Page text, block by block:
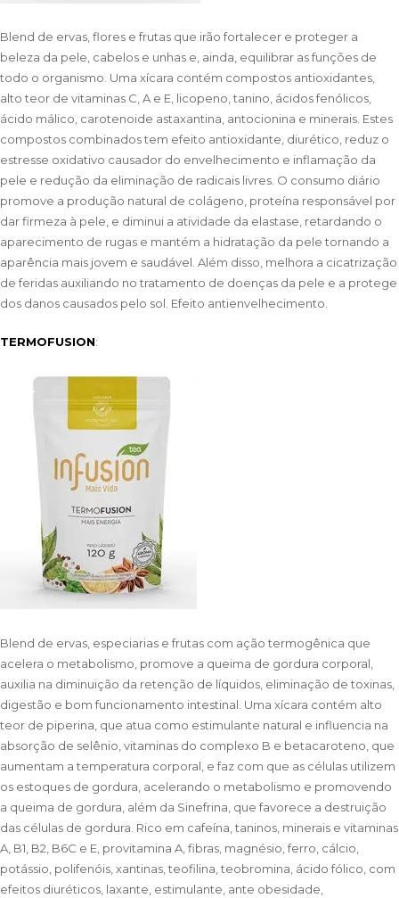
Blend de ervas, flores e frutas que irão fortalecer e proteger a
beleza da pele, cabelos e unhas e, ainda, equilibrar as funções de
todo o organismo. Uma xícara contém compostos antioxidantes,
alto teor de vitaminas C, A e E, licopeno, tanino, ácidos fenólicos,
ácido málico, carotenoide astaxantina, antocionina e minerais. Estes
compostos combinados tem efeito antioxidante, diurético, reduz o
estresse oxidativo causador do envelhecimento e inflamação da
pele e redução da eliminação de radicais livres. O consumo diário
promove a produção natural de colágeno, proteína responsável por
dar firmeza à pele, e diminui a atividade da elastase, retardando o
aparecimento de rugas e mantém a hidratação da pele tornando a
aparência mais jovem e saudável. Além disso, melhora a cicatrização
de feridas auxiliando no tratamento de doenças da pele e a protege
dos danos causados pelo sol. Efeito antienvelhecimento.
TERMOFUSION:
Blend de ervas, especiarias e frutas com ação termogênica que
acelera o metabolismo, promove a queima de gordura corporal,
auxilia na diminuição da retenção de líquidos, eliminação de toxinas,
digestão e bom funcionamento intestinal. Uma xícara contém alto
teor de piperina, que atua como estimulante natural e influencia na
absorção de selênio, vitaminas do complexo B e betacaroteno, que
aumentam a temperatura corporal, e faz com que as células utilizem
os estoques de gordura, acelerando o metabolismo e promovendo
a queima de gordura, além da Sinefrina, que favorece a destruição
das células de gordura. Rico em cafeína, taninos, minerais e vitaminas
A, B1, B2, B6C e E, provitamina A, fibras, magnésio, ferro, cálcio,
potássio, polifenóis, xantinas, teofilina, teobromina, ácido fólico, com
efeitos diuréticos, laxante, estimulante, ante obesidade,